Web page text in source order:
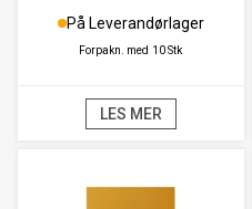
På Leverandørlager
Forpakn. med 10 Stk
LES MER